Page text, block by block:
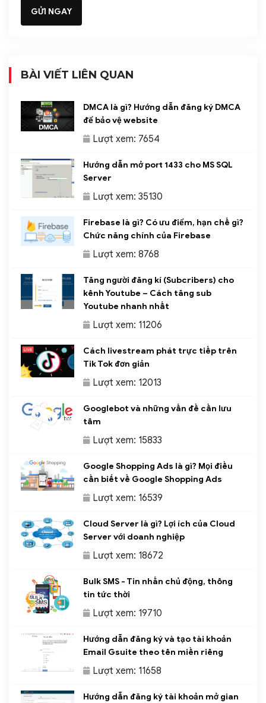
BÀI VIẾT LIÊN QUAN
DMCA là gì? Hướng dẫn đăng ký DMCA
để bảo vệ website
Lượt xem: 7654
Hướng dẫn mở port 1433 cho MS SQL
Server
Lượt xem: 35130
Firebase là gì? Có ưu điểm, hạn chế gì?
Chức năng chính của Firebase
Lượt xem: 8768
Tăng người đăng kí (Subcribers) cho
kênh Youtube – Cách tăng sub
Youtube nhanh nhất
Lượt xem: 11206
Cách livestream phát trực tiếp trên
Tik Tok đơn giản
Lượt xem: 12013
Googlebot và những vấn đề cần lưu
tâm
Lượt xem: 15833
Google Shopping Ads là gì? Mọi điều
cần biết về Google Shopping Ads
Lượt xem: 16539
Cloud Server là gì? Lợi ích của Cloud
Server với doanh nghiệp
Lượt xem: 18672
Bulk SMS - Tin nhắn chủ động, thông
tin tức thời
Lượt xem: 19710
Hướng dẫn đăng ký và tạo tài khoản
Email Gsuite theo tên miền riêng
Lượt xem: 11658
Hướng dẫn đăng ký tài khoản mở gian